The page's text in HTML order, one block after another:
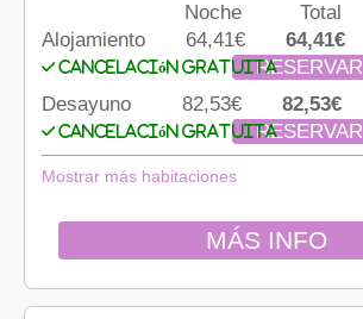
Noche
Total
Alojamiento
64,41€
64,41€
RESERVAR
Cancelación gratuita
Desayuno 82,53€
82,53€
RESERVAR
Cancelación gratuita
Mostrar más habitaciones
MÁS INFO